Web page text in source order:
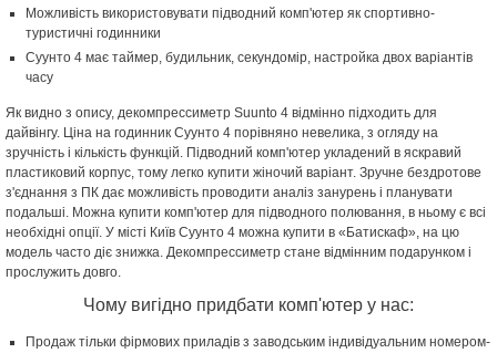
Можливість використовувати підводний комп'ютер як спортивно-
туристичні годинники
Суунто 4 має таймер, будильник, секундомір, настройка двох варіантів
часу
Як видно з опису, декомпрессиметр Suunto 4 відмінно підходить для
дайвінгу. Ціна на годинник Суунто 4 порівняно невелика, з огляду на
зручність і кількість функцій. Підводний комп'ютер укладений в яскравий
пластиковий корпус, тому легко купити жіночий варіант. Зручне бездротове
з'єднання з ПК дає можливість проводити аналіз занурень і планувати
подальші. Можна купити комп'ютер для підводного полювання, в ньому є всі
необхідні опції. У місті Київ Суунто 4 можна купити в «Батискаф», на цю
модель часто діє знижка. Декомпрессиметр стане відмінним подарунком і
прослужить довго.
Чому вигідно придбати комп'ютер у нас:
Продаж тільки фірмових приладів з заводським індивідуальним номером-